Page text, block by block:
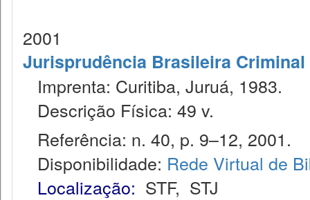
2001
Jurisprudência Brasileira Criminal
Imprenta: Curitiba, Juruá, 1983.
Descrição Física: 49 v.
Referência: n. 40, p. 9–12, 2001.
Disponibilidade: Rede Virtual de
Localização: STF, STJ